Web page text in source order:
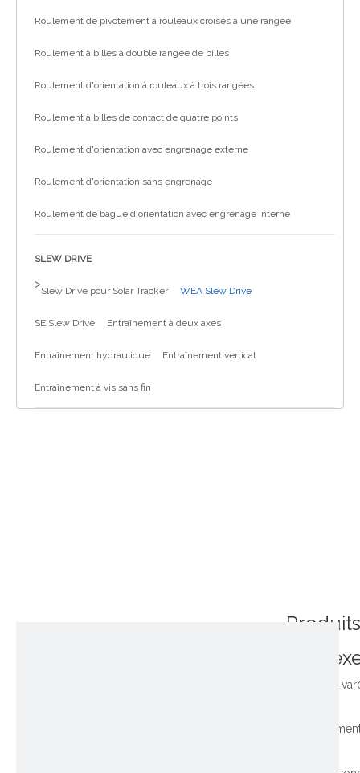
Roulement de pivotement à rouleaux croisés à une rangée
Roulement à billes à double rangée de billes
Roulement d'orientation à rouleaux à trois rangées
Roulement à billes de contact de quatre points
Roulement d'orientation avec engrenage externe
Roulement d'orientation sans engrenage
Roulement de bague d'orientation avec engrenage interne
SLEW DRIVE
>
Slew Drive pour Solar Tracker WEA Slew Drive
SE Slew Drive Entraînement à deux axes
Entraînement hydraulique Entraînement vertical
Entraînement à vis sans fin
Produits